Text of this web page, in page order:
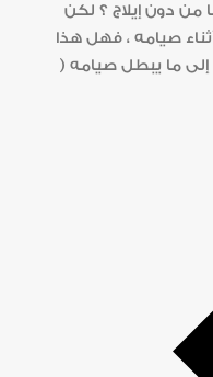
من دون إيلاج ؟ لكن
صيامه ، فهل هذا
ما يبطل صيامه (